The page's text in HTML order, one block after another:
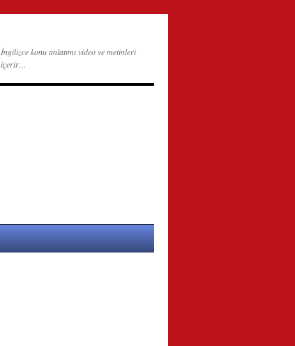
İngilizce konu anlatımı video ve metinleri
içerir…